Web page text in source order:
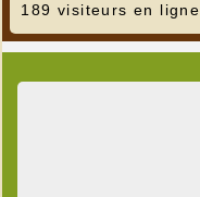
189 visiteurs en ligne